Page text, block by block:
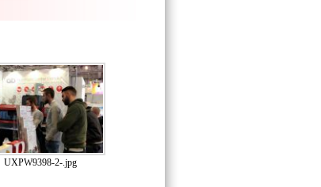
UXPW9398-2-.jpg